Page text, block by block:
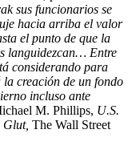
sus funcionarios se
hacia arriba el valor
el punto de que la
languidezcan… Entre
considerando para
creación de un fondo
incluso ante
M. Phillips, U.S.
The Wall Street